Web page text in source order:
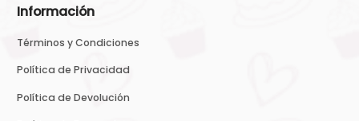
Información
Términos y Condiciones
Política de Privacidad
Política de Devolución